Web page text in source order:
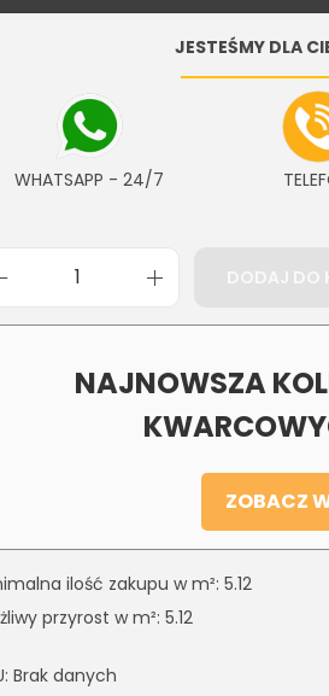
JESTEŚMY DLA
WHATSAPP - 24/7
NAJNOWSZA
ZOBACZ
ilość zakupu w m²: 5.12
przyrost w m²: 5.12
Brak danych